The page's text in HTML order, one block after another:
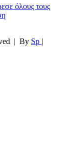
όλους τους
| By Sp |